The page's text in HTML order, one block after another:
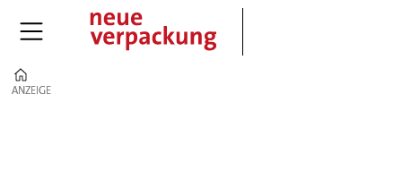
ANZEIGE
ANZEIGE